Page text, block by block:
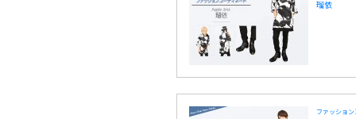
瑠依
ファッション